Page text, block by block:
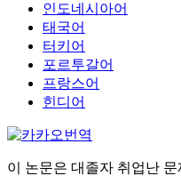
인도네시아어
태국어
터키어
포르투갈어
프랑스어
힌디어
이 논문은 대졸자 취업난